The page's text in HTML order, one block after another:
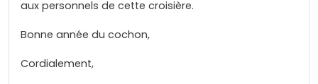
aux personnels de cette croisière.
Bonne année du cochon,
Cordialement,